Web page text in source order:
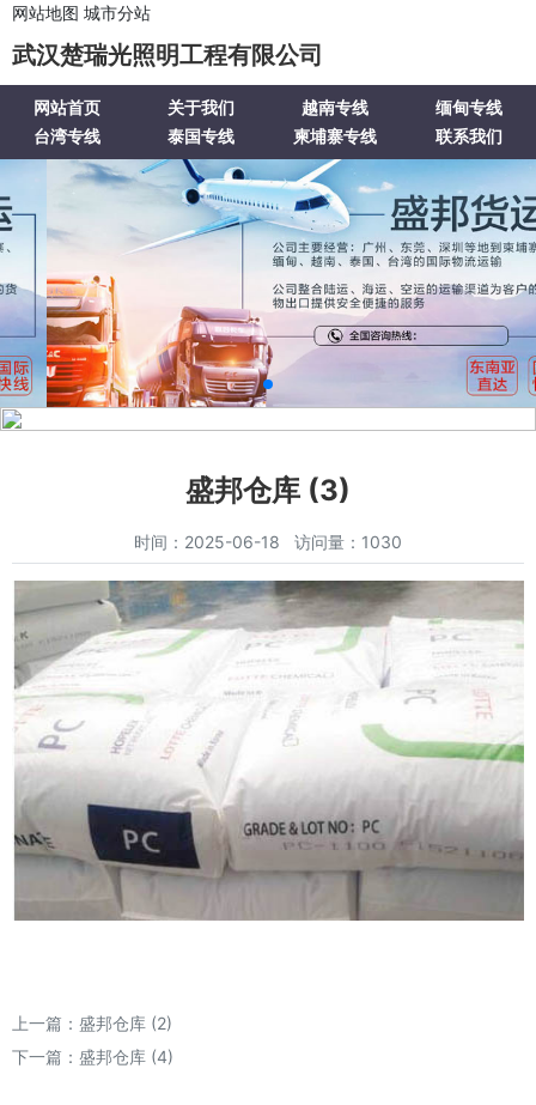
网站地图 城市分站
武汉楚瑞光照明工程有限公司
网站首页 关于我们 越南专线
缅甸专线
台湾专线
泰国专线 柬埔寨专线 联系我们
盛邦仓库 (3)
时间：2025-06-18 访问量：1030
上一篇： 盛邦仓库 (2)
下一篇： 盛邦仓库 (4)